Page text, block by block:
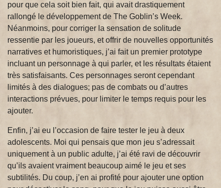
pour que cela soit bien fait, qui avait drastiquement
rallongé le développement de The Goblin’s Week.
Néanmoins, pour corriger la sensation de solitude
ressentie par les joueurs, et offrir de nouvelles opportunités
narratives et humoristiques, j’ai fait un premier prototype
incluant un personnage à qui parler, et les résultats étaient
très satisfaisants. Ces personnages seront cependant
limités à des dialogues; pas de combats ou d’autres
interactions prévues, pour limiter le temps requis pour les
ajouter.
Enfin, j’ai eu l’occasion de faire tester le jeu à deux
adolescents. Moi qui pensais que mon jeu s’adressait
uniquement à un public adulte, j’ai été ravi de découvrir
qu’ils avaient vraiment beaucoup aimé le jeu et ses
subtilités. Du coup, j’en ai profité pour ajouter une option